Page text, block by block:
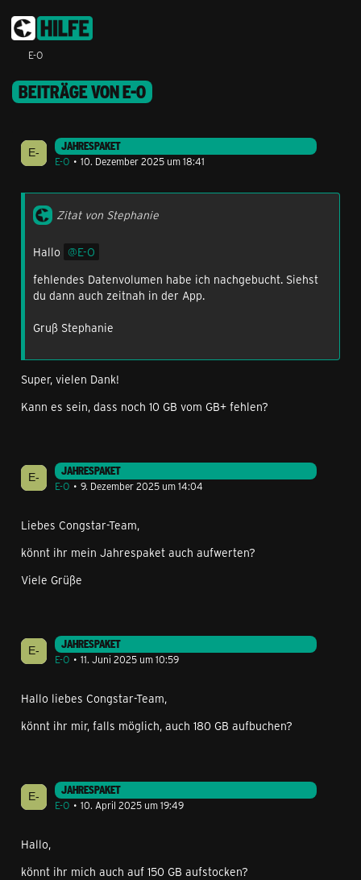
E-O
BEITRÄGE VON E-O
JAHRESPAKET
E-O
10. Dezember 2025 um 18:41
Zitat von Stephanie
Hallo
E-O
fehlendes Datenvolumen habe ich nachgebucht. Siehst
du dann auch zeitnah in der App.
Gruß Stephanie
Super, vielen Dank!
Kann es sein, dass noch 10 GB vom GB+ fehlen?
JAHRESPAKET
E-O
9. Dezember 2025 um 14:04
Liebes Congstar-Team,
könnt ihr mein Jahrespaket auch aufwerten?
Viele Grüße
JAHRESPAKET
E-O
11. Juni 2025 um 10:59
Hallo liebes Congstar-Team,
könnt ihr mir, falls möglich, auch 180 GB aufbuchen?
JAHRESPAKET
E-O
10. April 2025 um 19:49
Hallo,
könnt ihr mich auch auf 150 GB aufstocken?